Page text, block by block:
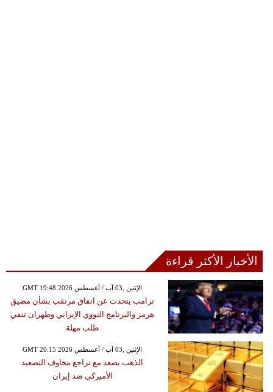
الأخبار الأكثر قراءة
GMT 19:48 2026 الإثنين ,03 آب / أغسطس
ترامب يتحدث عن اتفاق مرتقب بشأن مضيق
هرمز والبرنامج النووي الإيراني وطهران تنفي
طلب مهلة
GMT 20:15 2026 الإثنين ,03 آب / أغسطس
الذهب يصعد مع تراجع مخاوف التصعيد
الأميركي ضد إيران